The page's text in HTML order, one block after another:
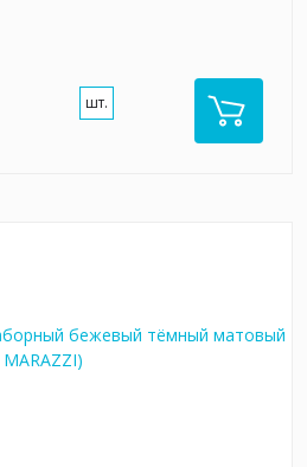
шт.